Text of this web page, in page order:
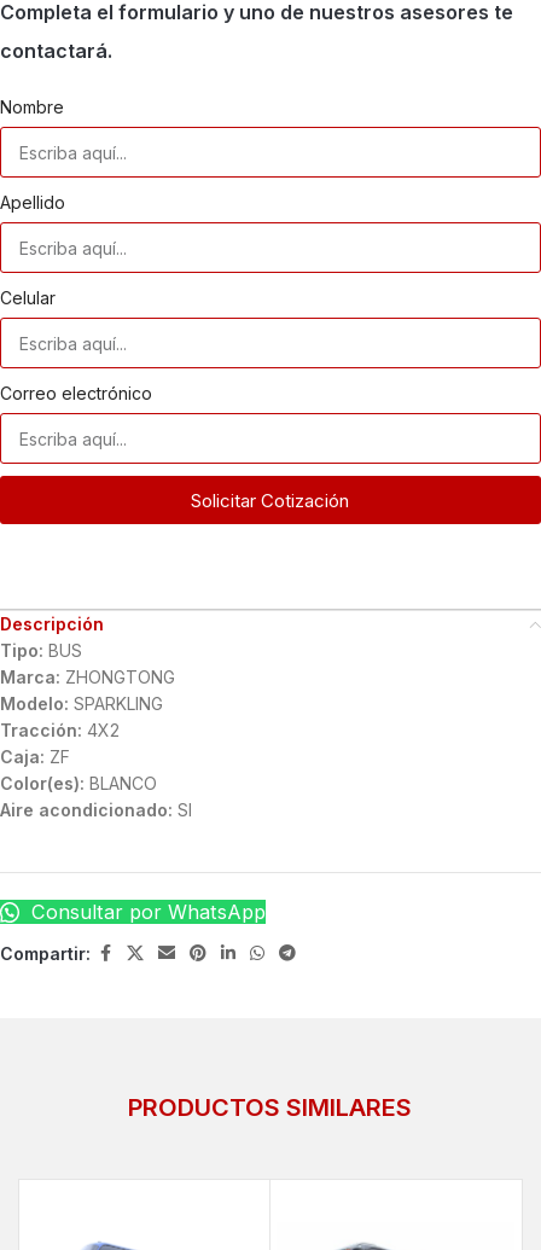
Completa el formulario y uno de nuestros asesores te
contactará.
Nombre
Apellido
Celular
Correo electrónico
Solicitar Cotización
Descripción
Tipo: BUS
Marca: ZHONGTONG
Modelo: SPARKLING
Tracción: 4X2
Caja: ZF
Color(es): BLANCO
Aire acondicionado: SI
Consultar por WhatsApp
Compartir:
PRODUCTOS SIMILARES